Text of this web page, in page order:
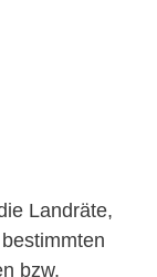
Landräte,
bzw.